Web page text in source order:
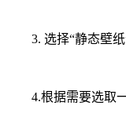
3. 选择“静态壁纸
4.根据需要选取